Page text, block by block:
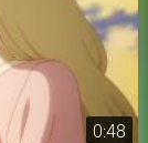
0:48